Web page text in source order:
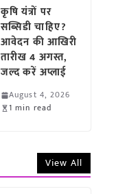
कृषि यंत्रों पर
सब्सिडी चाहिए?
आवेदन की आखिरी
तारीख 4 अगस्त,
जल्द करें अप्लाई
August 4, 2026
1 min read
View All